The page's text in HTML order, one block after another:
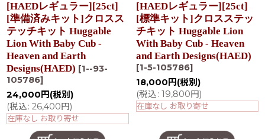
[HAEDレギュラー][25ct]
[準備済みキット]クロスス
テッチキット Huggable
Lion With Baby Cub -
Heaven and Earth
Designs(HAED) [1--93-
105786]
24,000 円 (税別)
(税込: 26,400円)
在庫なし お取り寄せ
[HAEDレギュラー][25ct]
[標準キット]クロスステッ
チキット Huggable Lion
With Baby Cub - Heaven
and Earth Designs(HAED)
[1-5-105786]
18,000 円 (税別)
(税込: 19,800円)
在庫なし お取り寄せ